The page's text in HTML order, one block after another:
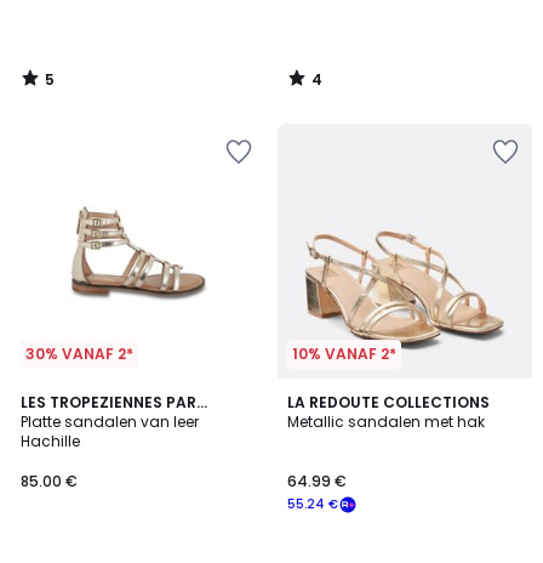
5
/
4
/
30% VANAF 2*
LES TROPEZIENNES PAR
M.BELARBI
Platte sandalen van leer
Hachille
85.00 €
10% VANAF 2*
LA REDOUTE COLLECTIONS
Metallic sandalen met hak
55.24 €
64.99 €
4.3
/ 5